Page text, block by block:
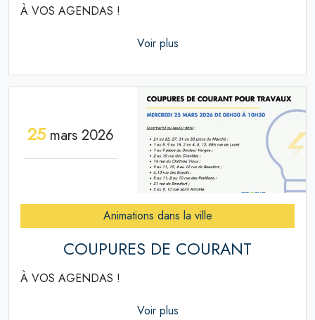
À VOS AGENDAS !
Voir plus
25 mars 2026
Animations dans la ville
COUPURES DE COURANT
À VOS AGENDAS !
Voir plus